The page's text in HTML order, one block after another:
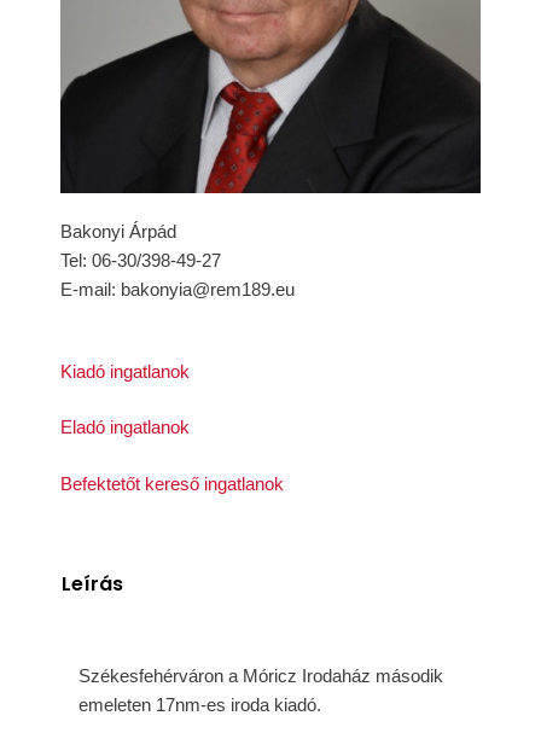
Bakonyi Árpád
Tel: 06-30/398-49-27
E-mail: bakonyia@rem189.eu
Kiadó ingatlanok
Eladó ingatlanok
Befektetőt kereső ingatlanok
Leírás
Székesfehérváron a Móricz Irodaház második
emeleten 17nm-es iroda kiadó.